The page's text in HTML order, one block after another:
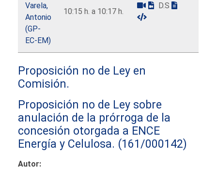
Varela,
Antonio
(GP-
EC-EM)
10:15 h. a 10:17 h.
D.S
Proposición no de Ley en
Comisión.
Proposición no de Ley sobre
anulación de la prórroga de la
concesión otorgada a ENCE
Energía y Celulosa. (161/000142)
Autor: